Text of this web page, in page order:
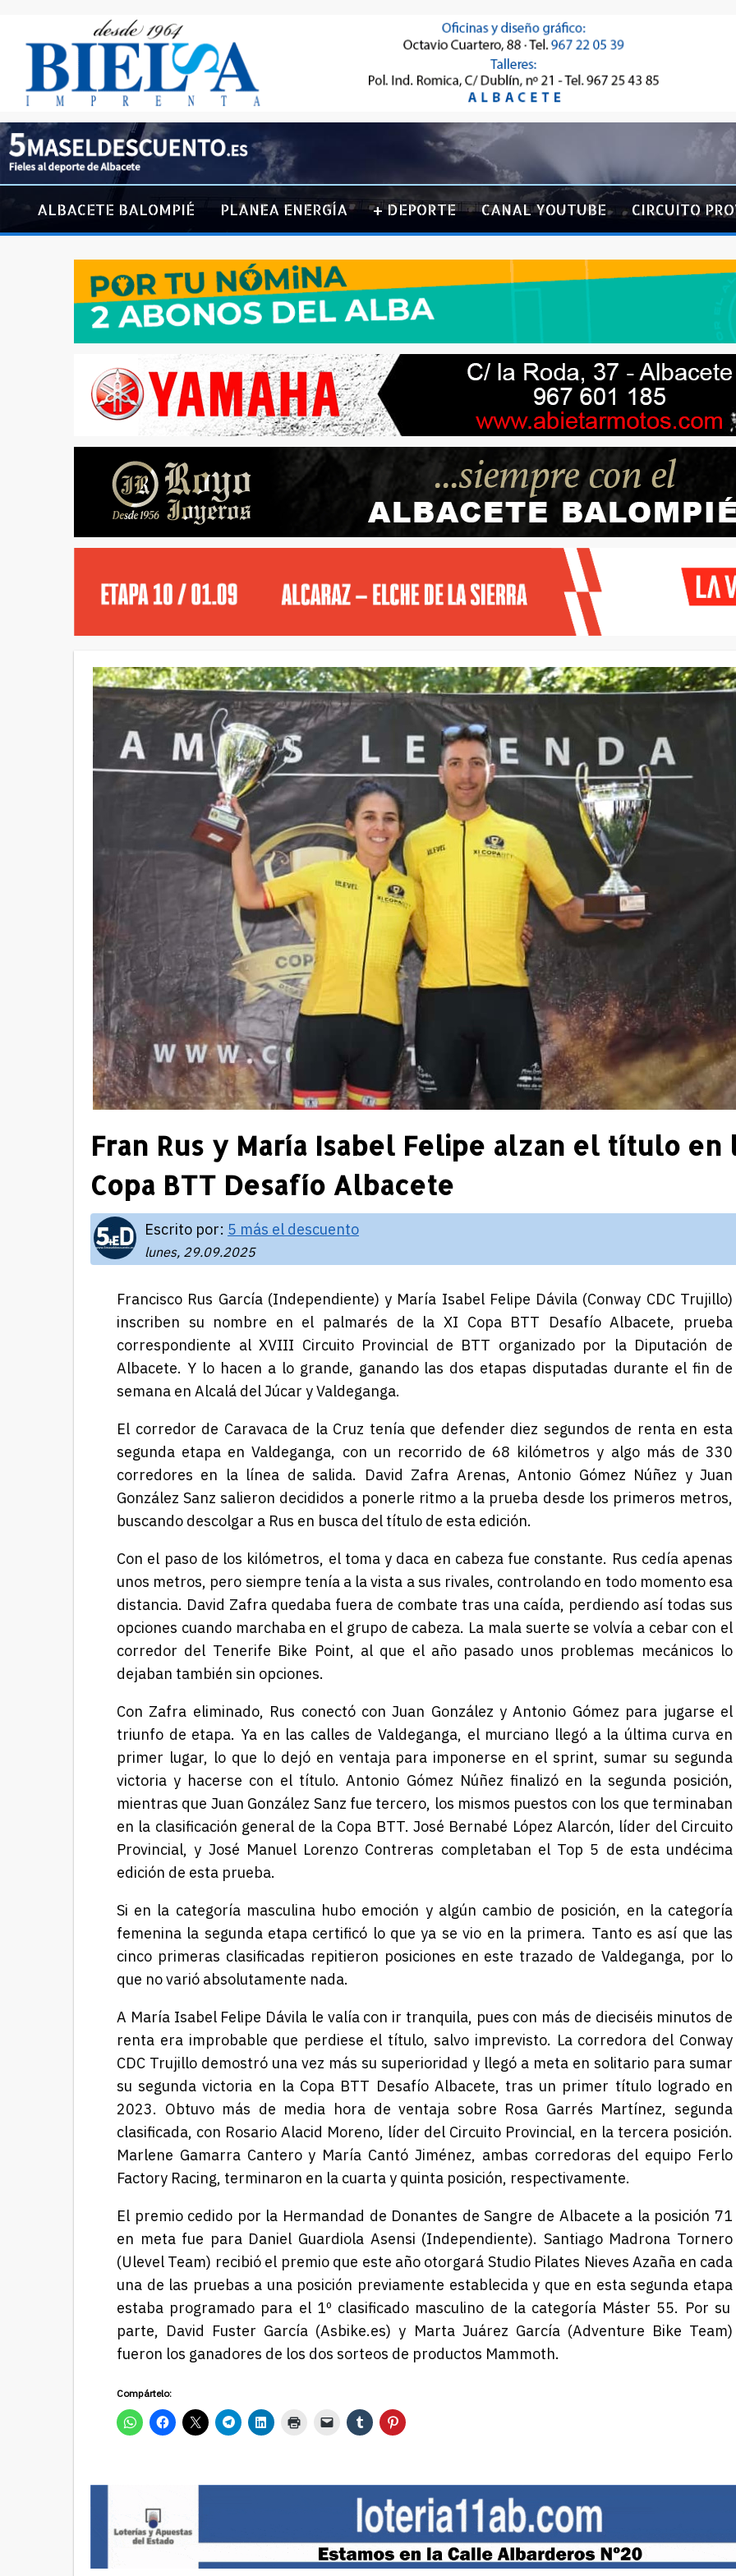
ALBACETE BALOMPIÉ PLANEA ENERGÍA + DEPORTE CANAL YOUTUBE CIRCUITO
Fran Rus y María Isabel Felipe alzan el título en
Copa BTT Desafío Albacete
Escrito por: 5 más el descuento
lunes, 29.09.2025
Francisco Rus García (Independiente) y María Isabel Felipe Dávila (Conway CDC Trujillo)
inscriben su nombre en el palmarés de la XI Copa BTT Desafío Albacete, prueba
correspondiente al XVIII Circuito Provincial de BTT organizado por la Diputación de
Albacete. Y lo hacen a lo grande, ganando las dos etapas disputadas durante el fin de
semana en Alcalá del Júcar y Valdeganga.
El corredor de Caravaca de la Cruz tenía que defender diez segundos de renta en esta
segunda etapa en Valdeganga, con un recorrido de 68 kilómetros y algo más de 330
corredores en la línea de salida. David Zafra Arenas, Antonio Gómez Núñez y Juan
González Sanz salieron decididos a ponerle ritmo a la prueba desde los primeros metros,
buscando descolgar a Rus en busca del título de esta edición.
Con el paso de los kilómetros, el toma y daca en cabeza fue constante. Rus cedía apenas
unos metros, pero siempre tenía a la vista a sus rivales, controlando en todo momento esa
distancia. David Zafra quedaba fuera de combate tras una caída, perdiendo así todas sus
opciones cuando marchaba en el grupo de cabeza. La mala suerte se volvía a cebar con el
corredor del Tenerife Bike Point, al que el año pasado unos problemas mecánicos lo
dejaban también sin opciones.
Con Zafra eliminado, Rus conectó con Juan González y Antonio Gómez para jugarse el
triunfo de etapa. Ya en las calles de Valdeganga, el murciano llegó a la última curva en
primer lugar, lo que lo dejó en ventaja para imponerse en el sprint, sumar su segunda
victoria y hacerse con el título. Antonio Gómez Núñez finalizó en la segunda posición,
mientras que Juan González Sanz fue tercero, los mismos puestos con los que terminaban
en la clasificación general de la Copa BTT. José Bernabé López Alarcón, líder del Circuito
Provincial, y José Manuel Lorenzo Contreras completaban el Top 5 de esta undécima
edición de esta prueba.
Si en la categoría masculina hubo emoción y algún cambio de posición, en la categoría
femenina la segunda etapa certificó lo que ya se vio en la primera. Tanto es así que las
cinco primeras clasificadas repitieron posiciones en este trazado de Valdeganga, por lo
que no varió absolutamente nada.
A María Isabel Felipe Dávila le valía con ir tranquila, pues con más de dieciséis minutos de
renta era improbable que perdiese el título, salvo imprevisto. La corredora del Conway
CDC Trujillo demostró una vez más su superioridad y llegó a meta en solitario para sumar
su segunda victoria en la Copa BTT Desafío Albacete, tras un primer título logrado en
2023. Obtuvo más de media hora de ventaja sobre Rosa Garrés Martínez, segunda
clasificada, con Rosario Alacid Moreno, líder del Circuito Provincial, en la tercera posición.
Marlene Gamarra Cantero y María Cantó Jiménez, ambas corredoras del equipo Ferlo
Factory Racing, terminaron en la cuarta y quinta posición, respectivamente.
El premio cedido por la Hermandad de Donantes de Sangre de Albacete a la posición 71
en meta fue para Daniel Guardiola Asensi (Independiente). Santiago Madrona Tornero
(Ulevel Team) recibió el premio que este año otorgará Studio Pilates Nieves Azaña en cada
una de las pruebas a una posición previamente establecida y que en estasegunda etapa
estaba programado para el1º clasificado masculino de la categoría Máster 55. Por su
parte, David Fuster García (Asbike.es) y Marta Juárez García (Adventure Bike Team)
fueron los ganadores de los dos sorteos de productos Mammoth.
Compártelo: